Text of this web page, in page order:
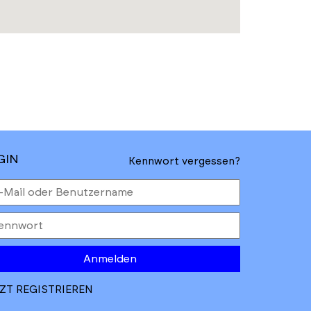
Kennwort vergessen?
Anmelden
REGISTRIEREN